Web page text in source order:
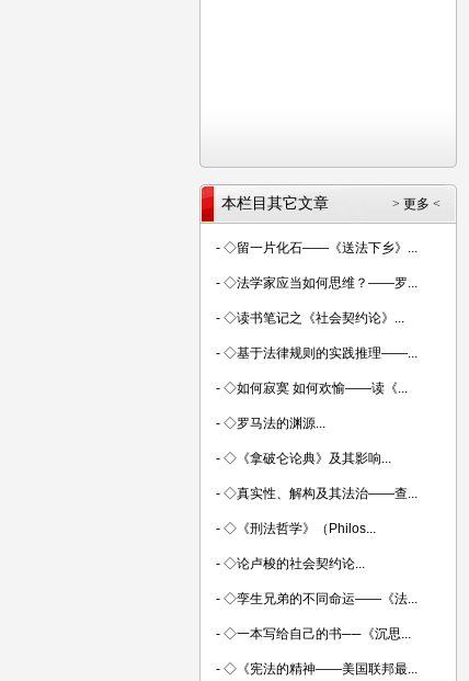
> 更多 <
本栏目其它文章
- ◇留一片化石——《送法下乡》...
- ◇法学家应当如何思维？——罗...
- ◇读书笔记之《社会契约论》...
- ◇基于法律规则的实践推理——...
- ◇如何寂寞 如何欢愉——读《...
- ◇罗马法的渊源...
- ◇《拿破仑论典》及其影响...
- ◇真实性、解构及其法治——查...
- ◇《刑法哲学》（Philos...
- ◇论卢梭的社会契约论...
- ◇孪生兄弟的不同命运——《法...
- ◇一本写给自己的书──《沉思...
- ◇《宪法的精神——美国联邦最...